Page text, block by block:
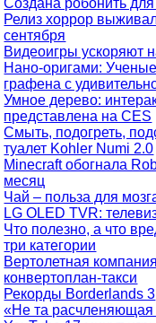
Создана робонить
Релиз хоррор
сентября
Видеоигры ускоряют
Нано-оригами:
графена с
Умное дерево:
представлена на CES
Смыть, подогреть,
туалет Kohler Numi 2.0
Minecraft обогнала
месяц
Чай – польза для
LG OLED TVR:
Что полезно, а что
три категории
Вертолетная
конвертоплан-такси
Рекорды Borderlands 3
«Не та расчленяющая